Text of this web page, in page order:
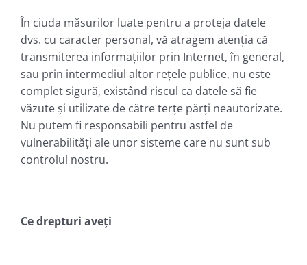
În ciuda măsurilor luate pentru a proteja datele
dvs. cu caracter personal, vă atragem atenţia că
transmiterea informaţiilor prin Internet, în general,
sau prin intermediul altor reţele publice, nu este
complet sigură, existând riscul ca datele să fie
văzute şi utilizate de către terţe părţi neautorizate.
Nu putem fi responsabili pentru astfel de
vulnerabilități ale unor sisteme care nu sunt sub
controlul nostru.
Ce drepturi aveți